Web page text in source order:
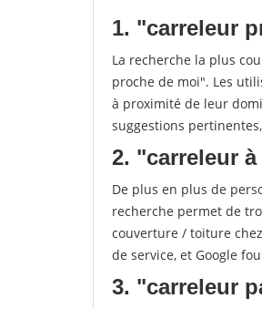
1. "carreleur
La recherche la plus
proche de moi". Les
à proximité de leur
suggestions
2. "carreleur
De plus en plus de
recherche permet de
couverture / toiture
de service, et Google
3. "carreleur